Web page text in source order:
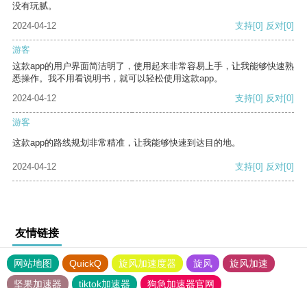
没有玩腻。
2024-04-12
支持[0] 反对[0]
游客
这款app的用户界面简洁明了，使用起来非常容易上手，让我能够快速熟
悉操作。我不用看说明书，就可以轻松使用这款app。
2024-04-12
支持[0] 反对[0]
游客
这款app的路线规划非常精准，让我能够快速到达目的地。
2024-04-12 支持[0] 反对[0]
友情链接
网站地图 QuickQ 旋风加速度器 旋风
旋风加速
坚果加速器
tiktok加速器 狗急加速器官网